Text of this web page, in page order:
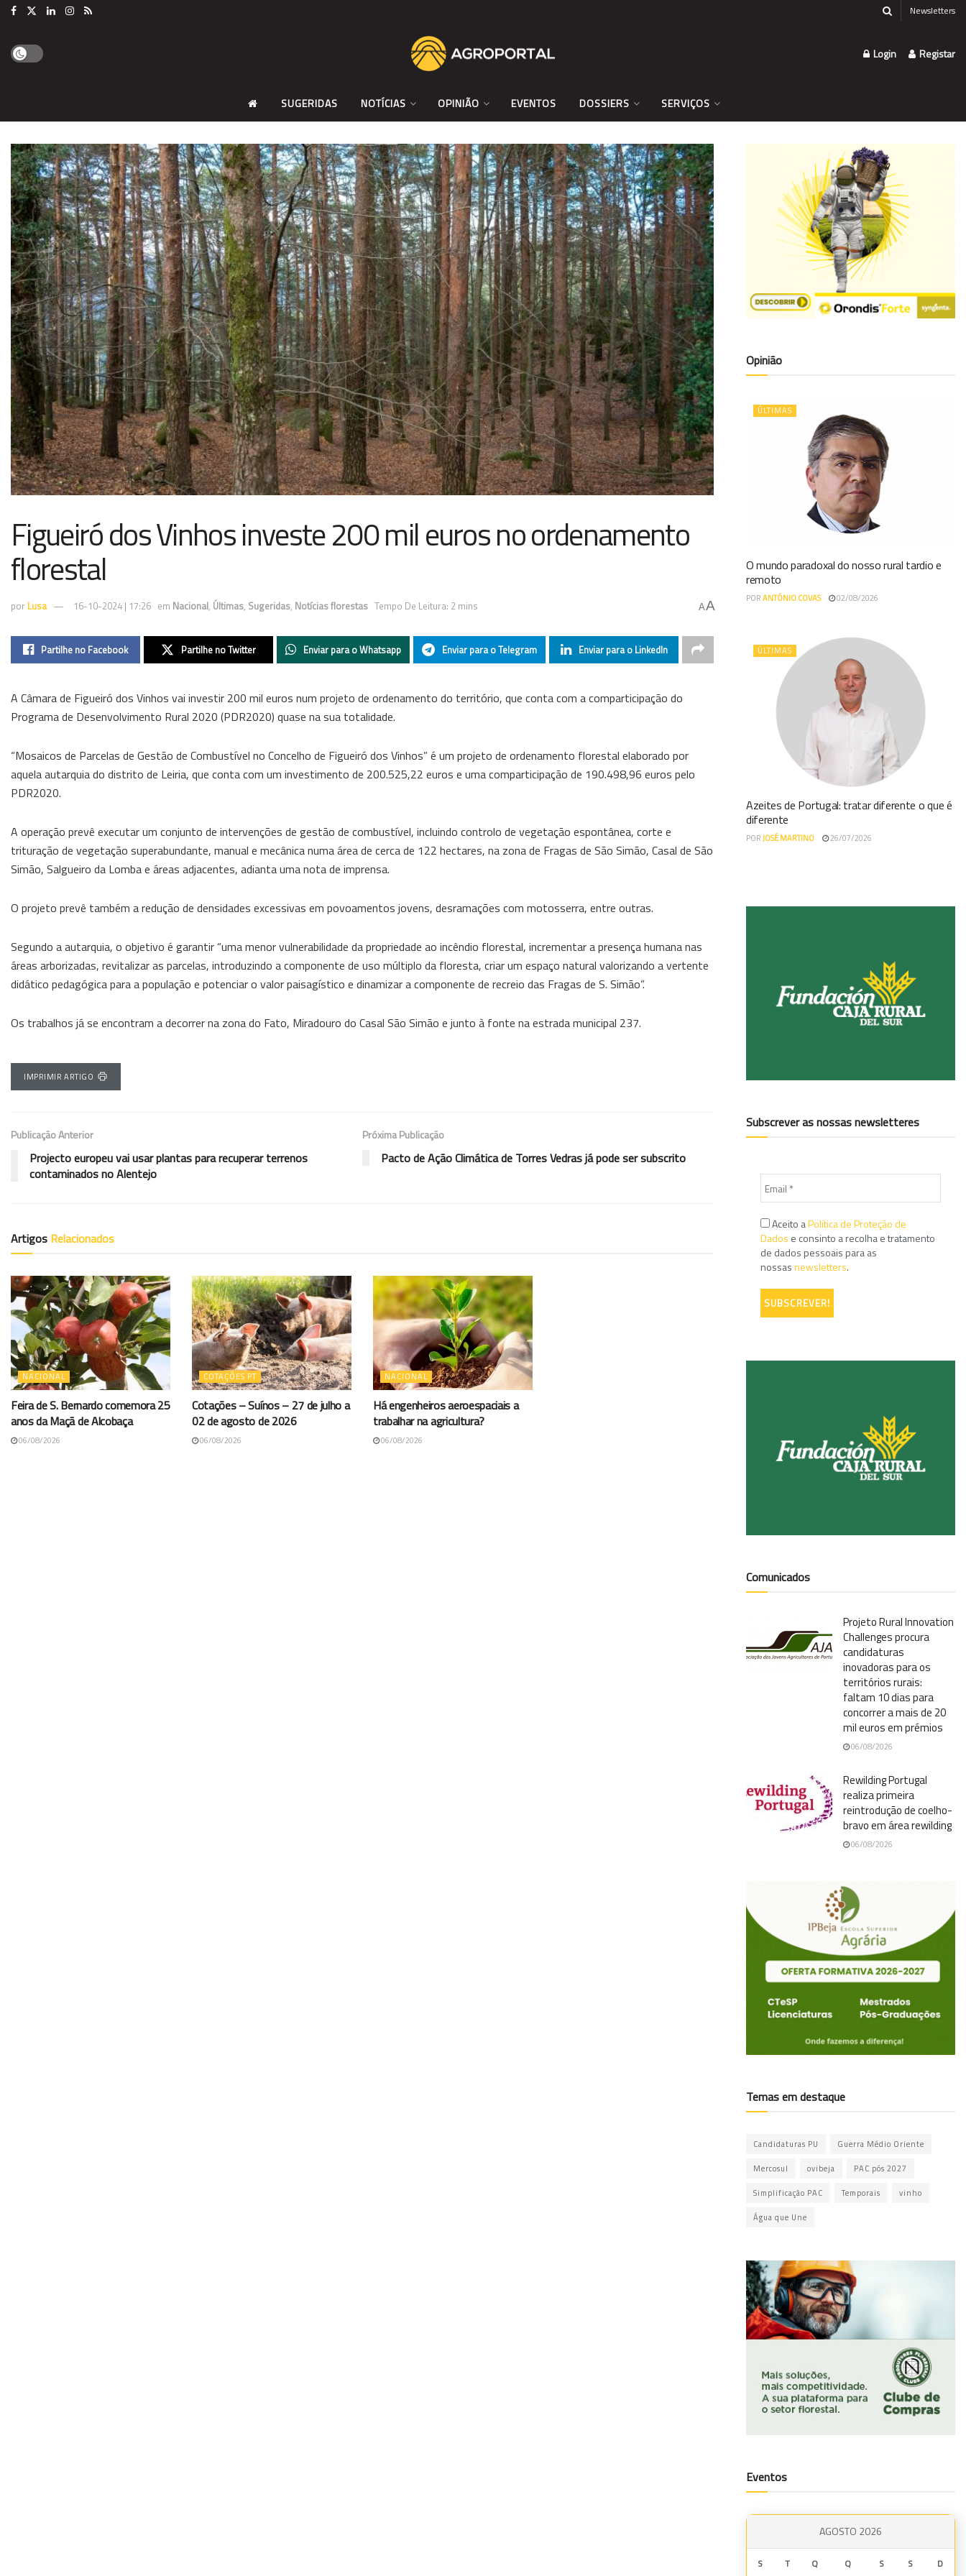
Newsletters
Login Registar
SUGERIDAS NOTÍCIAS OPINIÃO EVENTOS DOSSIERS SERVIÇOS
Figueiró dos Vinhos investe 200 mil euros no ordenamento
florestal
por Lusa 16-10-2024 | 17:26 em Nacional, Últimas, Sugeridas, Notícias florestas Tempo De Leitura: 2 mins AA
Partilhe no Facebook Partilhe no Twitter Enviar para o Whatsapp Enviar para o Telegram Enviar para o LinkedIn
A Câmara de Figueiró dos Vinhos vai investir 200 mil euros num projeto de ordenamento do território, que conta com a comparticipação do
Programa de Desenvolvimento Rural 2020 (PDR2020) quase na sua totalidade.
“Mosaicos de Parcelas de Gestão de Combustível no Concelho de Figueiró dos Vinhos” é um projeto de ordenamento florestal elaborado por
aquela autarquia do distrito de Leiria, que conta com um investimento de 200.525,22 euros e uma comparticipação de 190.498,96 euros pelo
PDR2020.
A operação prevê executar um conjunto de intervenções de gestão de combustível, incluindo controlo de vegetação espontânea, corte e
trituração de vegetação superabundante, manual e mecânica numa área de cerca de 122 hectares, na zona de Fragas de São Simão, Casal de São
Simão, Salgueiro da Lomba e áreas adjacentes, adianta uma nota de imprensa.
O projeto prevê também a redução de densidades excessivas em povoamentos jovens, desramações com motosserra, entre outras.
Segundo a autarquia, o objetivo é garantir “uma menor vulnerabilidade da propriedade ao incêndio florestal, incrementar a presença humana nas
áreas arborizadas, revitalizar as parcelas, introduzindo a componente de uso múltiplo da floresta, criar um espaço natural valorizando a vertente
didático pedagógica para a população e potenciar o valor paisagístico e dinamizar a componente de recreio das Fragas de S. Simão”.
Os trabalhos já se encontram a decorrer na zona do Fato, Miradouro do Casal São Simão e junto à fonte na estrada municipal 237.
IMPRIMIR ARTIGO
Publicação Anterior
Projecto europeu vai usar plantas para recuperar terrenos
contaminados no Alentejo
Próxima Publicação
Pacto de Ação Climática de Torres Vedras já pode ser subscrito
Artigos Relacionados
NACIONAL
Feira de S. Bernardo comemora 25
anos da Maçã de Alcobaça
06/08/2026
COTAÇÕES PT
Cotações – Suínos – 27 de julho a
02 de agosto de 2026
06/08/2026
NACIONAL
Há engenheiros aeroespaciais a
trabalhar na agricultura?
06/08/2026
Opinião
ÚLTIMAS
O mundo paradoxal do nosso rural tardio e
remoto
PORANTÓNIO COVAS 02/08/2026
ÚLTIMAS
Azeites de Portugal: tratar diferente o que é
diferente
PORJOSÉ MARTINO 26/07/2026
Subscrever as nossas newsletteres
Aceito aPolítica de Proteção de
Dados e consinto a recolha e tratamento
de dados pessoais para as
nossasnewsletters.
Comunicados
Projeto Rural Innovation
Challenges procura
candidaturas
inovadoras para os
territórios rurais:
faltam 10 dias para
concorrer a mais de 20
mil euros em prémios
06/08/2026
Rewilding Portugal
realiza primeira
reintrodução de coelho-
bravo em área rewilding
06/08/2026
Temas em destaque
Candidaturas PU Guerra Médio Oriente
Mercosul ovibeja PAC pós 2027
Simplificação PAC Temporais vinho
Água que Une
Eventos
AGOSTO 2026
S T Q Q S S D